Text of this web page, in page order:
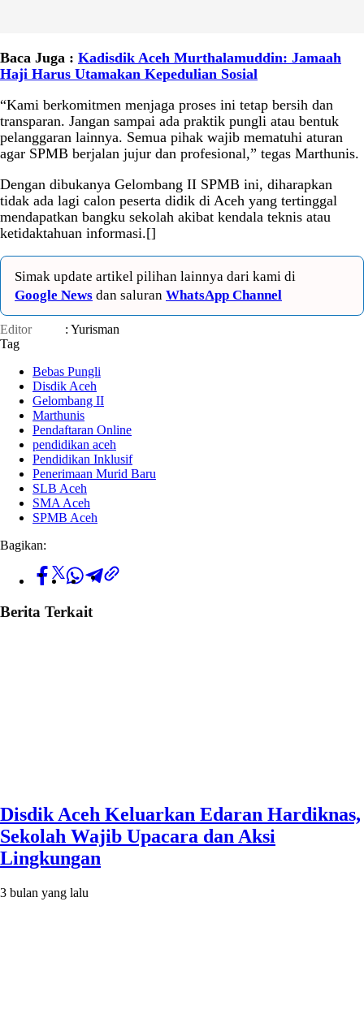
Baca Juga : Kadisdik Aceh Murthalamuddin: Jamaah
Haji Harus Utamakan Kepedulian Sosial
“Kami berkomitmen menjaga proses ini tetap bersih dan
transparan. Jangan sampai ada praktik pungli atau bentuk
pelanggaran lainnya. Semua pihak wajib mematuhi aturan
agar SPMB berjalan jujur dan profesional,” tegas Marthunis.
Dengan dibukanya Gelombang II SPMB ini, diharapkan
tidak ada lagi calon peserta didik di Aceh yang tertinggal
mendapatkan bangku sekolah akibat kendala teknis atau
ketidaktahuan informasi.[]
Simak update artikel pilihan lainnya dari kami di
Google News dan saluran WhatsApp Channel
Editor
: Yurisman
Tag
Bebas Pungli
Disdik Aceh
Gelombang II
Marthunis
Pendaftaran Online
pendidikan aceh
Pendidikan Inklusif
Penerimaan Murid Baru
SLB Aceh
SMA Aceh
SPMB Aceh
Bagikan:
Berita Terkait
Disdik Aceh Keluarkan Edaran Hardiknas,
Sekolah Wajib Upacara dan Aksi
Lingkungan
3 bulan yang lalu